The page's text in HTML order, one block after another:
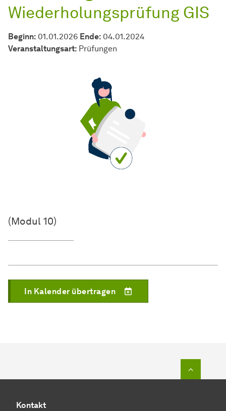
Wiederholungsprüfung GIS
Beginn: 01.01.2026 Ende: 04.01.2024
Veran­stal­tungs­art: Prüfungen
(Modul 10)
In Kalender übertragen
Kontakt